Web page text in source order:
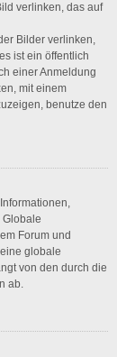
verlinken, das auf
Bilder verlinken,
ist ein öffentlich
einer Anmeldung
mit einem
benutze den
Forum und
globale
von den durch die
ab.